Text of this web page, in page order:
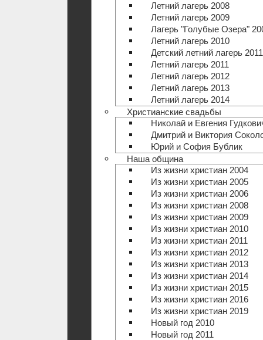
Летний лагерь 2008
Летний лагерь 2009
Лагерь "Голубые Озера"
Летний лагерь 2010
Детский летний лагерь 2011
Летний лагерь 2011
Летний лагерь 2012
Летний лагерь 2013
Летний лагерь 2014
Христианские свадьбы
Николай и Евгения
Дмитрий и Виктория
Юрий и София Бублик
Наша община
Из жизни христиан 2004
Из жизни христиан 2005
Из жизни христиан 2006
Из жизни христиан 2008
Из жизни христиан 2009
Из жизни христиан 2010
Из жизни христиан 2011
Из жизни христиан 2012
Из жизни христиан 2013
Из жизни христиан 2014
Из жизни христиан 2015
Из жизни христиан 2016
Из жизни христиан 2019
Новый год 2010
Новый год 2011